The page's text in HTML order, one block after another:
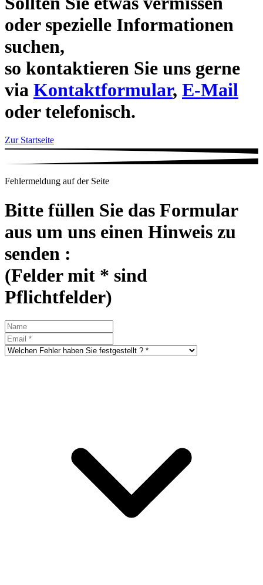
oder spezielle Informationen
suchen,
so kontaktieren Sie uns gerne
via Kontaktformular, E-Mail
oder telefonisch.
Zur Startseite
Fehlermeldung auf der Seite
Bitte füllen Sie das Formular
aus um uns einen Hinweis zu
senden :
(Felder mit * sind
Pflichtfelder)